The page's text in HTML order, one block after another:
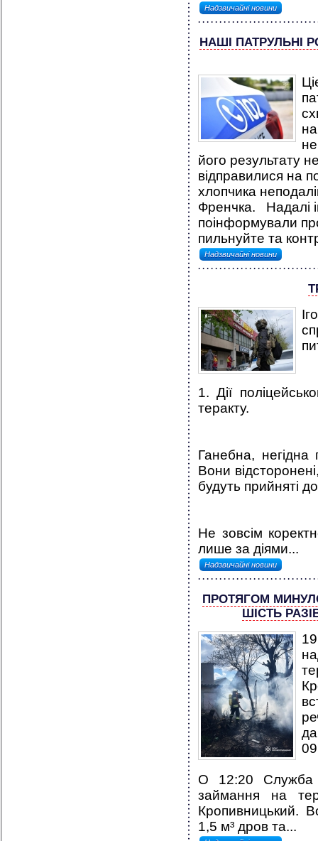
Надзвичайні новини
НАШІ ПАТРУЛЬНІ
його результату
відправилися на
хлопчика
Френчка. Надалі
поінформували
пильнуйте та
Надзвичайні новини
1. Дії
теракту.
Ганебна,
Вони
будуть прийняті
Не зовсім
лише за діями...
Надзвичайні новини
ПРОТЯГОМ
ШІСТЬ
О 12:20 Служба
займання на
Кропивницький.
1,5 м³ дров та...